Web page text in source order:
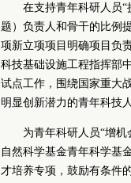
在支持青年科研人员
题）负责人和骨干的比例
项新立项项目明确项目负
科技基础设施工程指挥部
试点工作，围绕国家重大
明显创新潜力的青年科技人
为青年科研人员“增
自然科学基金青年科学基
才培养专项，鼓励有条件